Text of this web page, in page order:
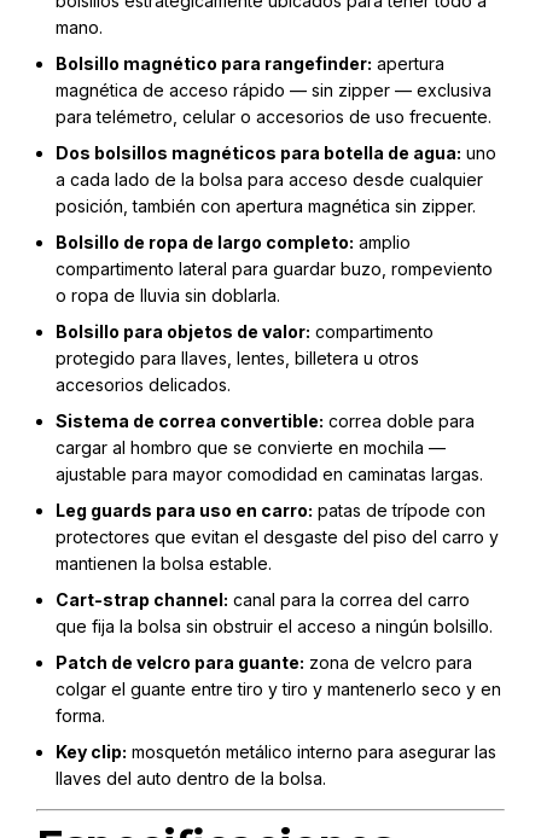
mano.
Bolsillo magnético para rangefinder: apertura
magnética de acceso rápido — sin zipper — exclusiva
para telémetro, celular o accesorios de uso frecuente.
Dos bolsillos magnéticos para botella de agua: uno
a cada lado de la bolsa para acceso desde cualquier
posición, también con apertura magnética sin zipper.
Bolsillo de ropa de largo completo: amplio
compartimento lateral para guardar buzo, rompeviento
o ropa de lluvia sin doblarla.
Bolsillo para objetos de valor: compartimento
protegido para llaves, lentes, billetera u otros
accesorios delicados.
Sistema de correa convertible: correa doble para
cargar al hombro que se convierte en mochila —
ajustable para mayor comodidad en caminatas largas.
Leg guards para uso en carro: patas de trípode con
protectores que evitan el desgaste del piso del carro y
mantienen la bolsa estable.
Cart-strap channel: canal para la correa del carro
que fija la bolsa sin obstruir el acceso a ningún bolsillo.
Patch de velcro para guante: zona de velcro para
colgar el guante entre tiro y tiro y mantenerlo seco y en
forma.
Key clip: mosquetón metálico interno para asegurar las
llaves del auto dentro de la bolsa.